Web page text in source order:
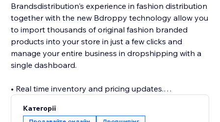
Brandsdistribution's experience in fashion distribution
together with the new Bdroppy technology allow you
to import thousands of original fashion branded
products into your store in just a few clicks and
manage your entire business in dropshipping with a
single dashboard.
• Real time inventory and pricing updates.
thousands of original branded fashion products
Категорії